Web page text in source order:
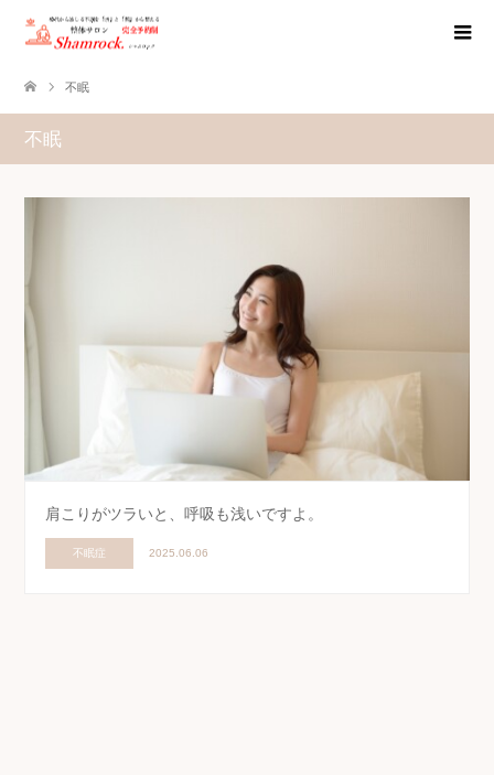
不眠
不眠
肩こりがツラいと、呼吸も浅いですよ。
不眠症 2025.06.06